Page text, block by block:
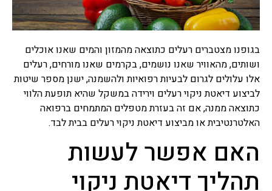
תרופות סבתא
לרפואה עממית על פי מסורת
רבת שנים שעברה מאם לבת,
מרבית מתרופות הסבתא
מיוחסות למזון, חומרים
למריחה וסוגי טיפולים שונים,
ישנן תרופות סבתא שעובדות
ואפילו נבדקו מחקרית וישנן
תרופות סבתא שעובדות פחות
מסוכנות.
צמחי מרפא
בגופנו מצטברים רעלים כתוצאה מהמזון והמים שאנו אוכלים
ושותים, מהאוויר שאנו נושמים, בקרמים שאנו מורחים, רעלים
אלו עלולים לגרום לבעיות רפואיות ולהשמנה, ישנן מספר שיטות
לביצוע דיאטת ניקוי רעלים וירידה במשקל שהיא תופעת הלווי
כתוצאה ממנה, אם זה בעזרת מטפלים המתמחים ברפואה
האלטרנטיבית או מביצוע דיאטת ניקוי רעלים בבית לבד.
האם אפשר לעשות
תהליך דיאטת ניקוי